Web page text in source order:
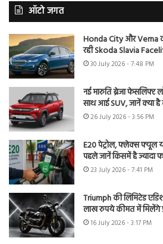
ऑटो जगत
Honda City और Verna
रही Skoda Slavia
30 July 2026 - 7:48 PM
नई मारुति ब्रेजा फेसलिफ्ट
साथ आई SUV, जानें क्या
26 July 2026 - 3:56 PM
E20 पेट्रोल, फ्लेक्स फ्यूल
पहले जानें किसमें है ज्यादा
23 July 2026 - 7:41 PM
Triumph की लिमिटेड
लाख रुपये कीमत में मिलेंगे
16 July 2026 - 3:17 PM